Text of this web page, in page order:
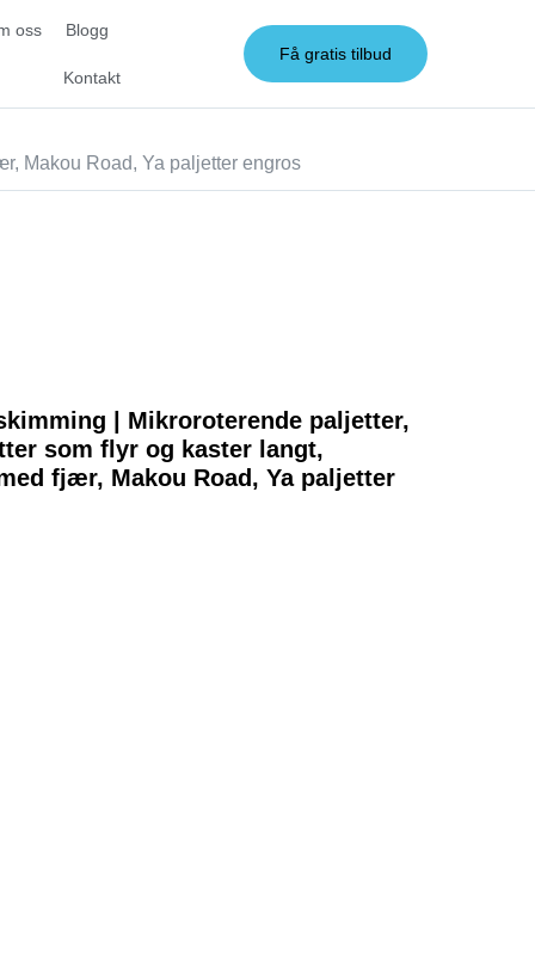
oss Blogg
Kontakt
Få gratis tilbud
Makou Road, Ya paljetter engros
| Mikroroterende paljetter,
som flyr og kaster langt,
fjær, Makou Road, Ya paljetter